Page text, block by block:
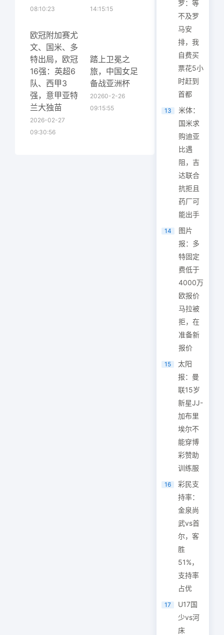
08:10:23
14:15:15
欧冠附加赛尤
文、国米、多
特出局，欧冠
16强：英超6
队、西甲3
强，意甲亚特
兰大独苗
2026-02-27
09:30:56
踏上卫冕之
旅，中国女足
备战亚洲杯
20260-2-26
09:15:55
罗：等
不及罗
马安
排，我
自费买
票花5小
时赶到
首都
13
米体：
国米求
购迪亚
比遇
阻，吉
达联合
抗拒且
药厂可
能出手
14
图片
报：多
特固定
费低于
4000万
欧报价
马拉被
拒，在
准备新
报价
15
太阳
报：曼
联15岁
新星JJ-
加布里
埃尔不
能穿博
彩赞助
训练服
16
彩民支
持率：
金泉尚
武vs首
尔，客
胜
51%，
支持率
占优
17
U17国
少vs河
床